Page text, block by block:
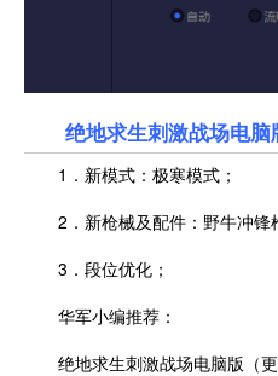
绝地求生刺激战场电脑
1．新模式：极寒模式；
2．新枪械及配件：野牛冲锋
3．段位优化；
华军小编推荐：
绝地求生刺激战场电脑版（